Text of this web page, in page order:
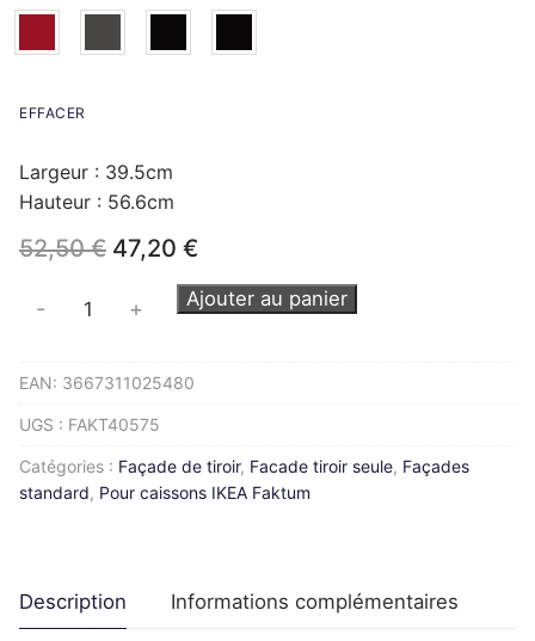
EFFACER
Largeur : 39.5cm
Hauteur : 56.6cm
52,50€ Le
prix
était :
47,20 €
actuel
est :
quantité
de
tiroir
L40H57cm
- + Ajouter au panier
EAN: 3667311025480
UGS : FAKT40575
Catégories : Façade de tiroir, Facade tiroir seule, Façades
standard, Pour caissons IKEA Faktum
Description Informations complémentaires